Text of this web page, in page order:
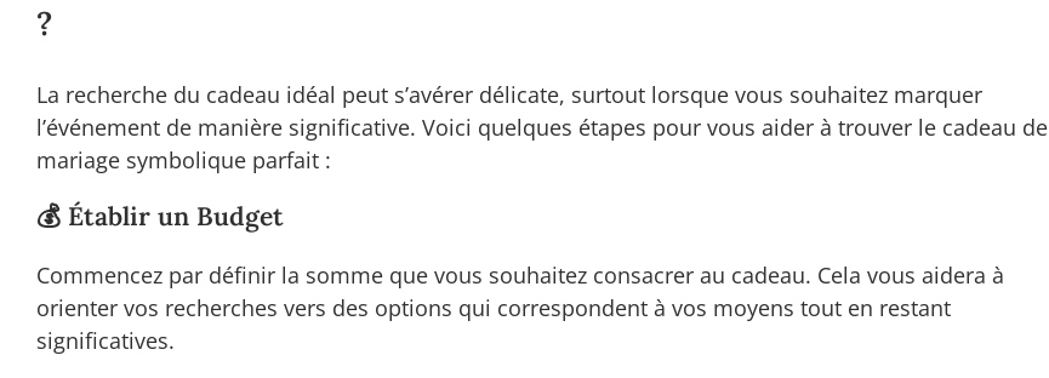
?
La recherche du cadeau idéal peut s’avérer délicate, surtout lorsque vous souhaitez marquer
l’événement de manière significative. Voici quelques étapes pour vous aider à trouver le cadeau de
mariage symbolique parfait :
💰 Établir un Budget
Commencez par définir la somme que vous souhaitez consacrer au cadeau. Cela vous aidera à
orienter vos recherches vers des options qui correspondent à vos moyens tout en restant
significatives.